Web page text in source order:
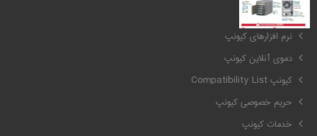
کیونپ QNAP
نرم افزارهای کیونپ
دموی آنلاین کیونپ
کیونپ Compatibility List
حریم خصوصی کیونپ
خدمات کیونپ